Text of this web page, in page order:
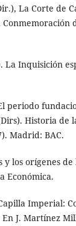
La Corte de
La Inquisición
periodo
Historia de
Madrid: BAC.
y los orígenes
Económica.
Imperial:
J. Martínez